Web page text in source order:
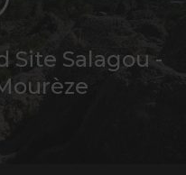
Site Salagou -